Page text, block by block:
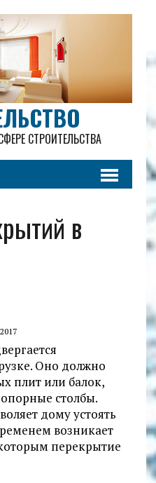
СТРОИТЕЛЬСТВА
в
Оно должно
плит или балок,
столбы.
дому устоять
возникает
перекрытие